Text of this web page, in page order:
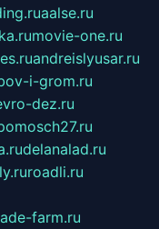
aalse.ru
movie-one.ru
andreislyusar.ru
i-grom.ru
dez.ru
delanalad.ru
roadli.ru
farm.ru